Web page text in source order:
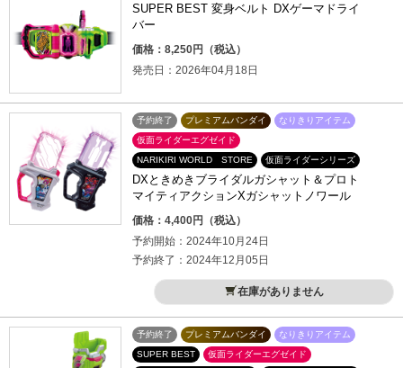
SUPER BEST 変身ベルト DXゲーマドライ
バー
価格：8,250円（税込）
発売日：2026年04月18日
予約終了 プレミアムバンダイ
なりきりアイテム
仮面ライダーエグゼイド
NARIKIRI WORLD STORE
仮面ライダーシリーズ
DXときめきブライダルガシャット＆プロト
マイティアクションXガシャットノワール
価格：4,400円（税込）
予約開始：2024年10月24日
予約終了：2024年12月05日
在庫がありません
予約終了 プレミアムバンダイ
なりきりアイテム
SUPER BEST
仮面ライダーエグゼイド